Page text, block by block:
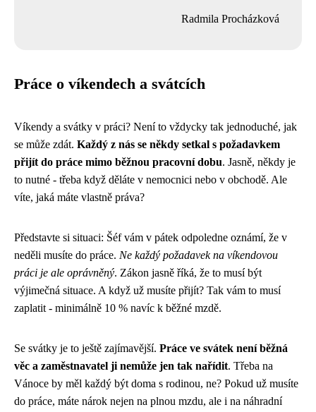
Radmila Procházková
Práce o víkendech a svátcích
Víkendy a svátky v práci? Není to vždycky tak jednoduché, jak
se může zdát. Každý z nás se někdy setkal s požadavkem
přijít do práce mimo běžnou pracovní dobu. Jasně, někdy je
to nutné - třeba když děláte v nemocnici nebo v obchodě. Ale
víte, jaká máte vlastně práva?
Představte si situaci: Šéf vám v pátek odpoledne oznámí, že v
neděli musíte do práce. Ne každý požadavek na víkendovou
práci je ale oprávněný. Zákon jasně říká, že to musí být
výjimečná situace. A když už musíte přijít? Tak vám to musí
zaplatit - minimálně 10 % navíc k běžné mzdě.
Se svátky je to ještě zajímavější. Práce ve svátek není běžná
věc a zaměstnavatel ji nemůže jen tak nařídit. Třeba na
Vánoce by měl každý být doma s rodinou, ne? Pokud už musíte
do práce, máte nárok nejen na plnou mzdu, ale i na náhradní